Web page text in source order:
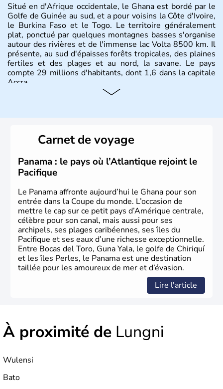
Situé en d'Afrique occidentale, le Ghana est bordé par le
Golfe de Guinée au sud, et a pour voisins la Côte d'Ivoire,
le Burkina Faso et le Togo. Le territoire généralement
plat, ponctué par quelques montagnes basses s'organise
autour des rivières et de l'immense lac Volta 8500 km. Il
présente, au sud d'épaisses forêts tropicales, des plaines
fertiles et des plages et au nord, la savane. Le pays
compte 29 millions d'habitants, dont 1,6 dans la capitale
Accra.
Carnet de voyage
Panama : le pays où l’Atlantique rejoint le
Pacifique
Le Panama affronte aujourd’hui le Ghana pour son
entrée dans la Coupe du monde. L’occasion de
mettre le cap sur ce petit pays d’Amérique centrale,
célèbre pour son canal, mais aussi pour ses
archipels, ses plages caribéennes, ses îles du
Pacifique et ses eaux d’une richesse exceptionnelle.
Entre Bocas del Toro, Guna Yala, le golfe de Chiriquí
et les îles Perles, le Panama est une destination
taillée pour les amoureux de mer et d’évasion.
Lire l'article
À proximité de Lungni
Wulensi
Bato